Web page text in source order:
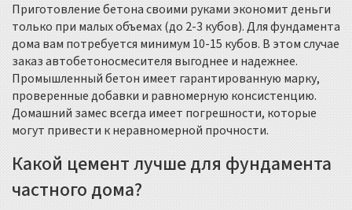
Приготовление бетона своими руками экономит деньги
только при малых объемах (до 2-3 кубов). Для фундамента
дома вам потребуется минимум 10-15 кубов. В этом случае
заказ автобетоносмесителя выгоднее и надежнее.
Промышленный бетон имеет гарантированную марку,
проверенные добавки и равномерную консистенцию.
Домашний замес всегда имеет погрешности, которые
могут привести к неравномерной прочности.
Какой цемент лучше для фундамента
частного дома?